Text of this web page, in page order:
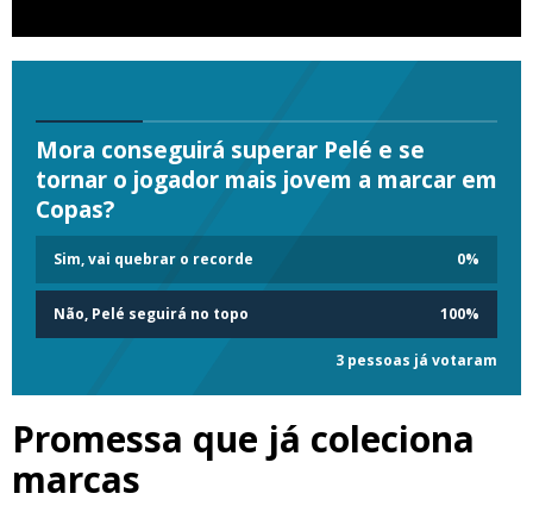
Mora conseguirá superar Pelé e se
tornar o jogador mais jovem a marcar em
Copas?
Sim, vai quebrar o recorde 0%
Não, Pelé seguirá no topo 100%
3 pessoas já votaram
Promessa que já coleciona
marcas